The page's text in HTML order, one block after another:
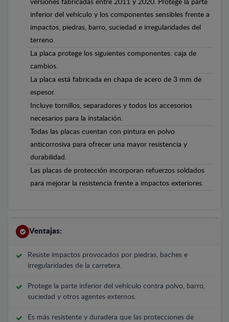
versiones fabricadas entre 2011 y 2020. Protege la parte
inferior del vehículo y los componentes sensibles frente a
impactos, piedras, barro, suciedad e irregularidades del
terreno.
La placa protege los siguientes componentes: caja de
cambios.
La placa está fabricada en chapa de acero de 3 mm de
espesor.
Incluye tornillos, separadores y todos los accesorios
necesarios para la instalación.
Todas las placas cuentan con pintura en polvo
anticorrosiva para ofrecer una mayor resistencia y
durabilidad.
Las placas de protección incorporan refuerzos soldados
para mejorar la resistencia frente a impactos exteriores.
Ventajas:
Resiste impactos provocados por piedras, baches e
irregularidades de la carretera.
Protege la parte inferior del vehículo contra polvo, barro,
suciedad y otros agentes externos.
Es más resistente y duradera que las protecciones de